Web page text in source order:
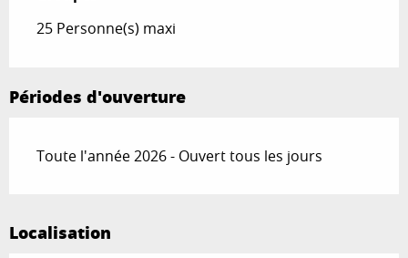
25 Personne(s) maxi
Périodes d'ouverture
Toute l'année 2026 - Ouvert tous les jours
Localisation